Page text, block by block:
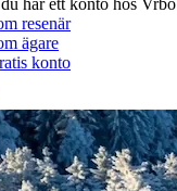
resenär
ägare
konto